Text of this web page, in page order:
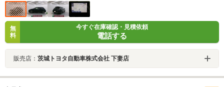
無
料
今すぐ在庫確認・見積依頼
電話する
販売店： 茨城トヨタ自動車株式会社 下妻店